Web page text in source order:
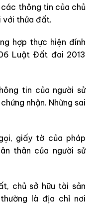
thông tin của chủ
với thửa đất.
hợp thực hiện đính
Luật Đất đai 2013
tin của người sử
nhận. Những sai
giấy tờ của pháp
thân của người sử
chủ sở hữu tài sản
là địa chỉ nơi